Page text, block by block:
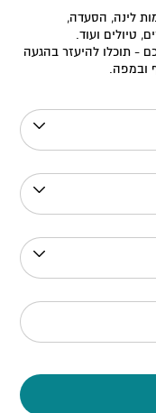
לינה, הסעדה,
טיולים ועוד.
- תוכלו להיעזר בהגעה
ובמפה.